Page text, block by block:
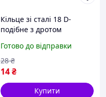
Кільце зі сталі 18 D-
подібне з дротом
внутрішнім діаметром 35
мм
Готово до відправки
14₴
28 ₴
Купити